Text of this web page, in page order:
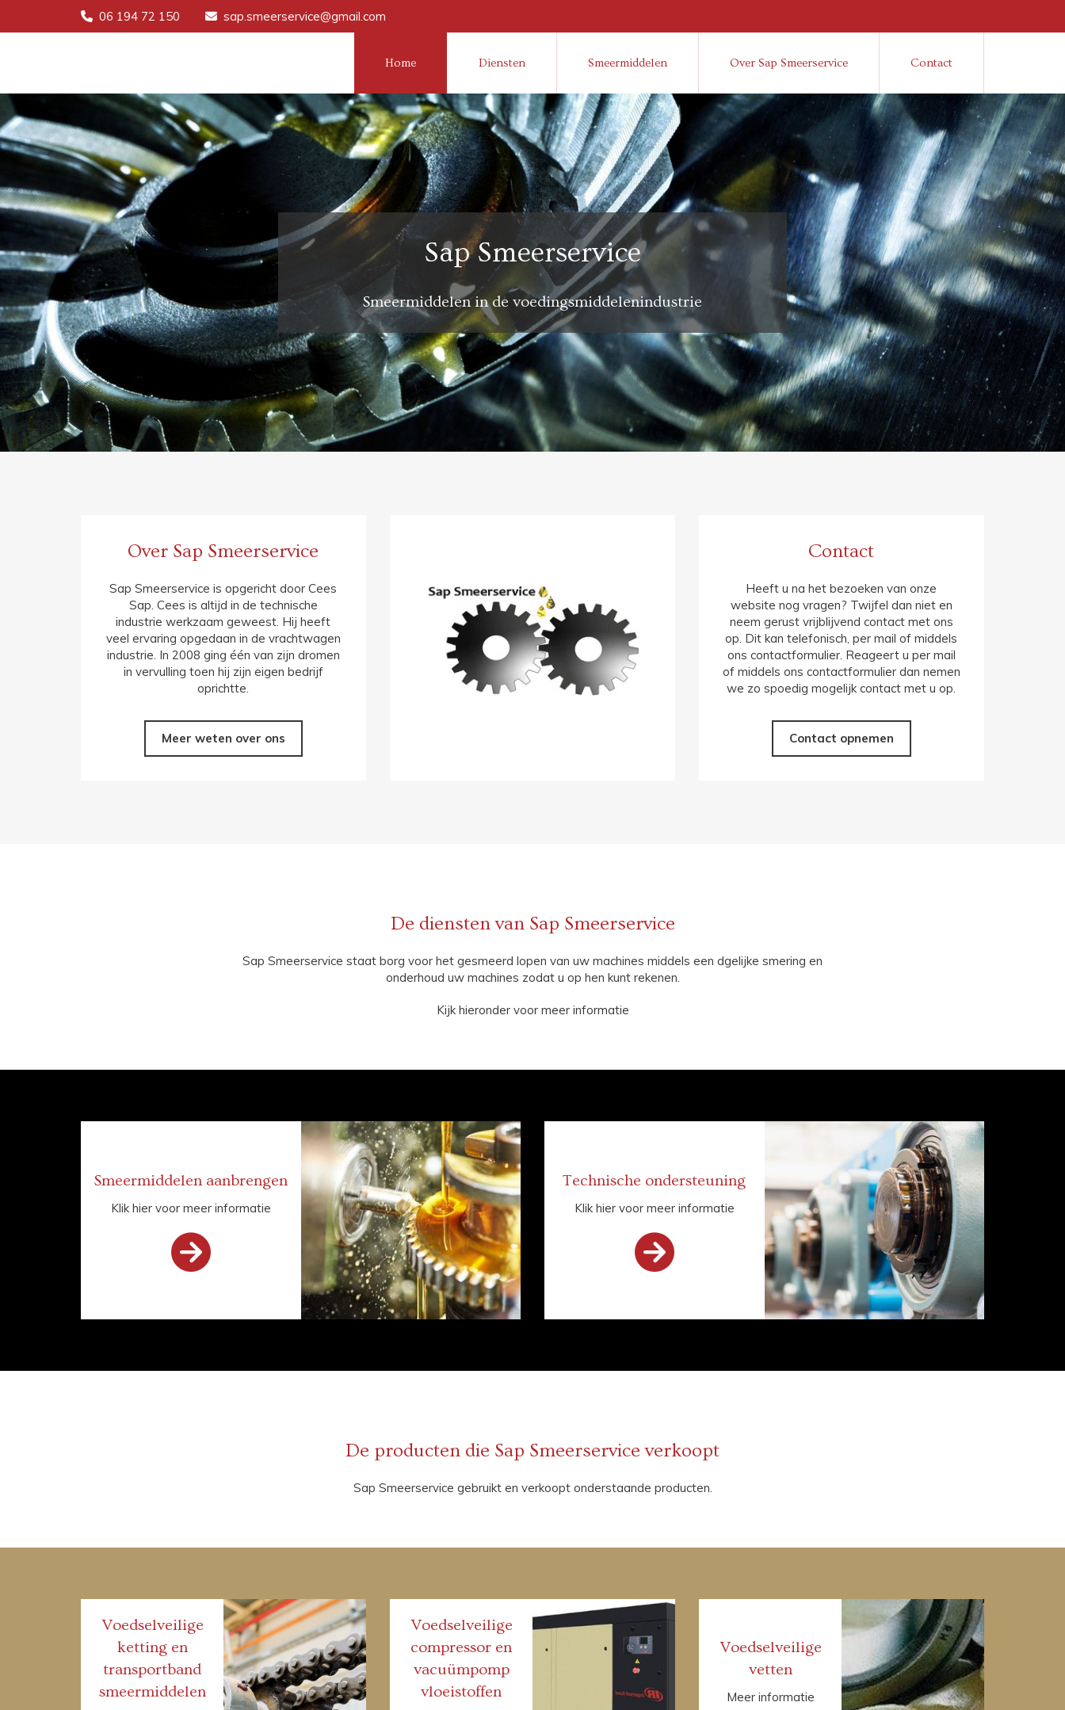
 06 194 72 150  sap.smeerservice@gmail.com
Home Diensten Smeermiddelen Over Sap Smeerservice Contact
Sap Smeerservice
Smeermiddelen in de voedingsmiddelenindustrie
Over Sap Smeerservice
Sap Smeerservice is opgericht door Cees
Sap. Cees is altijd in de technische
industrie werkzaam geweest. Hij heeft
veel ervaring opgedaan in de vrachtwagen
industrie. In 2008 ging één van zijn dromen
in vervulling toen hij zijn eigen bedrijf
oprichtte.
Meer weten over ons
Contact
Heeft u na het bezoeken van onze
website nog vragen? Twijfel dan niet en
neem gerust vrijblijvend contact met ons
op. Dit kan telefonisch, per mail of middels
ons contactformulier. Reageert u per mail
of middels ons contactformulier dan nemen
we zo spoedig mogelijk contact met u op.
Contact opnemen
De diensten van Sap Smeerservice
Sap Smeerservice staat borg voor het gesmeerd lopen van uw machines middels een dgelijke smering en
onderhoud uw machines zodat u op hen kunt rekenen.
Kijk hieronder voor meer informatie
Smeermiddelen aanbrengen
Klik hier voor meer informatie

Technische ondersteuning
Klik hier voor meer informatie

De producten die Sap Smeerservice verkoopt
Sap Smeerservice gebruikt en verkoopt onderstaande producten.
Voedselveilige
ketting en
transportband
smeermiddelen
Voedselveilige
compressor en
vacuümpomp
vloeistoffen
Voedselveilige
vetten
Meer informatie